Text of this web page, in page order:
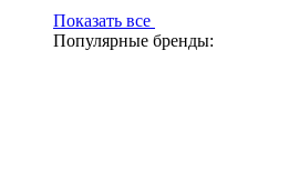
Показать все
Популярные бренды: